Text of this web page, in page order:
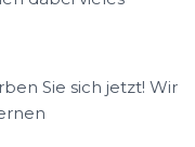
Sie sich jetzt! Wir